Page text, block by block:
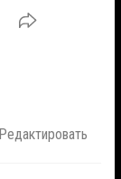
Редактировать